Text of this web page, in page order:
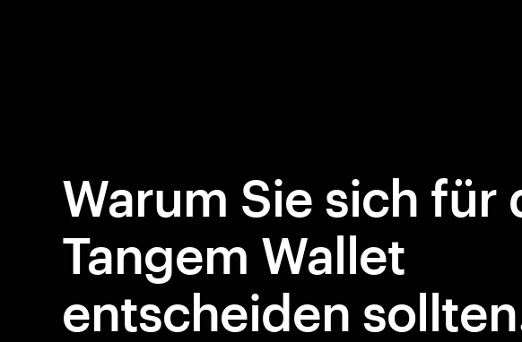
Warum Sie sich für
Tangem Wallet
entscheiden